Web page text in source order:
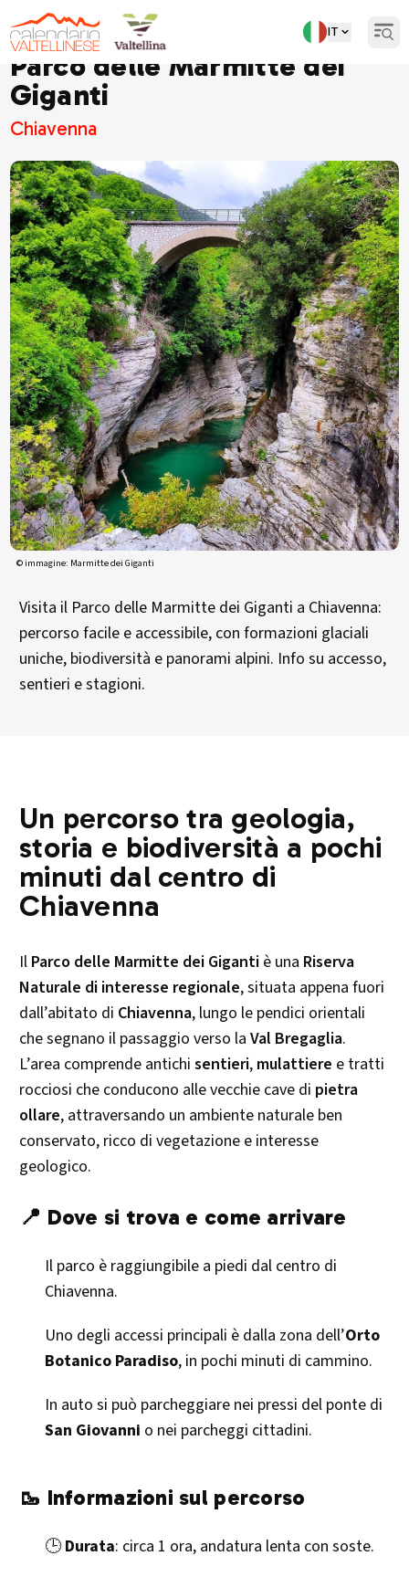
IT
Parco delle Marmitte dei
Giganti
Chiavenna
© immagine: Marmitte dei Giganti
Visita il Parco delle Marmitte dei Giganti a Chiavenna:
percorso facile e accessibile, con formazioni glaciali
uniche, biodiversità e panorami alpini. Info su accesso,
sentieri e stagioni.
Un percorso tra geologia,
storia e biodiversità a pochi
minuti dal centro di
Chiavenna
Il Parco delle Marmitte dei Giganti è una Riserva
Naturale di interesse regionale, situata appena fuori
dall’abitato di Chiavenna, lungo le pendici orientali
che segnano il passaggio verso la Val Bregaglia.
L’area comprende antichi sentieri, mulattiere e tratti
rocciosi che conducono alle vecchie cave di pietra
ollare, attraversando un ambiente naturale ben
conservato, ricco di vegetazione e interesse
geologico.
📍 Dove si trova e come arrivare
Il parco è raggiungibile a piedi dal centro di
Chiavenna.
Uno degli accessi principali è dalla zona dell’Orto
Botanico Paradiso, in pochi minuti di cammino.
In auto si può parcheggiare nei pressi del ponte di
San Giovanni o nei parcheggi cittadini.
🥾 Informazioni sul percorso
🕒Durata: circa 1 ora, andatura lenta con soste.